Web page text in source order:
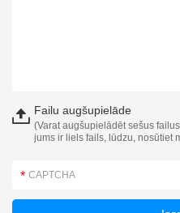
Failu augšupielāde
(Varat augšupielādēt sešus
jums ir liels fails, lūdzu, nosūtiet